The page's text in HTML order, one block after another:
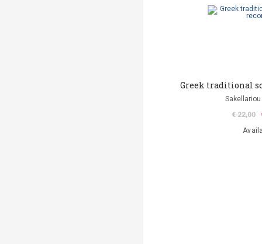
Greek traditional
€ 22,00